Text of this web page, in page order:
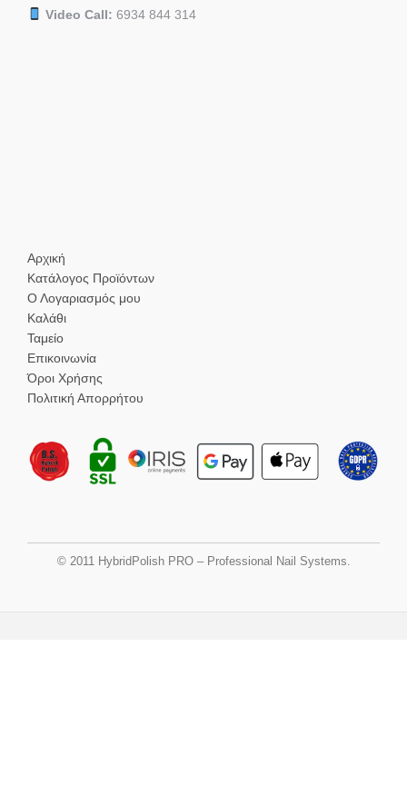
Video Call: 6934 844 314
Αρχική
Κατάλογος Προϊόντων
Ο Λογαριασμός μου
Καλάθι
Ταμείο
Επικοινωνία
Όροι Χρήσης
Πολιτική Απορρήτου
© 2011 HybridPolish PRO – Professional Nail Systems.